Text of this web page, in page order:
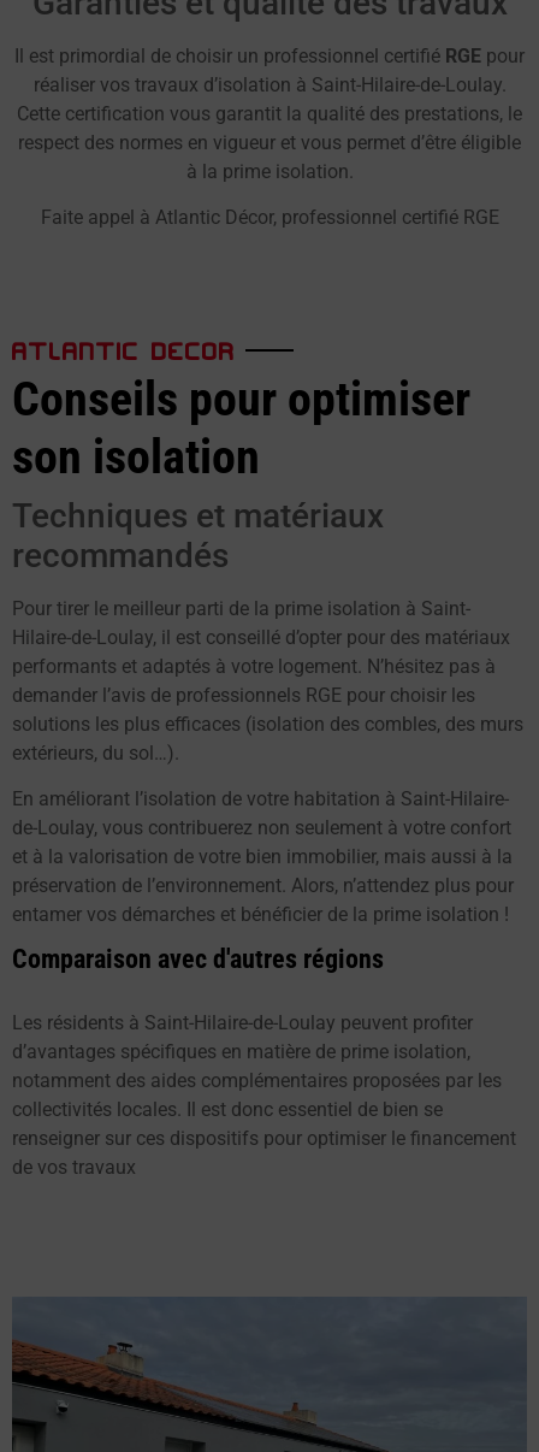
Il est primordial de choisir un professionnel certifié RGE pour
réaliser vos travaux d’isolation à Saint-Hilaire-de-Loulay.
Cette certification vous garantit la qualité des prestations, le
respect des normes en vigueur et vous permet d’être éligible
à la prime isolation.
Faite appel à Atlantic Décor, professionnel certifié RGE
ATLANTIC DECOR
Conseils pour optimiser
son isolation
Techniques et matériaux
recommandés
Pour tirer le meilleur parti de la prime isolation à Saint-
Hilaire-de-Loulay, il est conseillé d’opter pour des matériaux
performants et adaptés à votre logement. N’hésitez pas à
demander l’avis de professionnels RGE pour choisir les
solutions les plus efficaces (isolation des combles, des murs
extérieurs, du sol…).
En améliorant l’isolation de votre habitation à Saint-Hilaire-
de-Loulay, vous contribuerez non seulement à votre confort
et à la valorisation de votre bien immobilier, mais aussi à la
préservation de l’environnement. Alors, n’attendez plus pour
entamer vos démarches et bénéficier de la prime isolation !
Comparaison avec d'autres régions
Les résidents à Saint-Hilaire-de-Loulay peuvent profiter
d’avantages spécifiques en matière de prime isolation,
notamment des aides complémentaires proposées par les
collectivités locales. Il est donc essentiel de bien se
renseigner sur ces dispositifs pour optimiser le financement
de vos travaux